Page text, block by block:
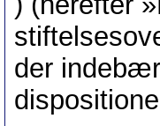
der